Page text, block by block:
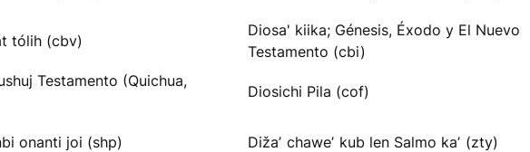
tólih (cbv)
Diosa' kiika; Génesis, Éxodo y El Nuevo
Testamento (cbi)
Testamento (Quichua,
Diosichi Pila (cof)
onanti joi (shp) Dižaʼ chaweʼ kub len Salmo kaʼ (zty)